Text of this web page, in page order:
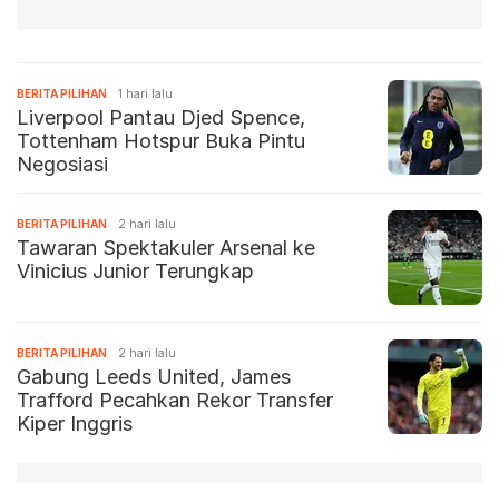
BERITA PILIHAN 1 hari lalu
Liverpool Pantau Djed Spence,
Tottenham Hotspur Buka Pintu
Negosiasi
BERITA PILIHAN 2 hari lalu
Tawaran Spektakuler Arsenal ke
Vinicius Junior Terungkap
BERITA PILIHAN 2 hari lalu
Gabung Leeds United, James
Trafford Pecahkan Rekor Transfer
Kiper Inggris